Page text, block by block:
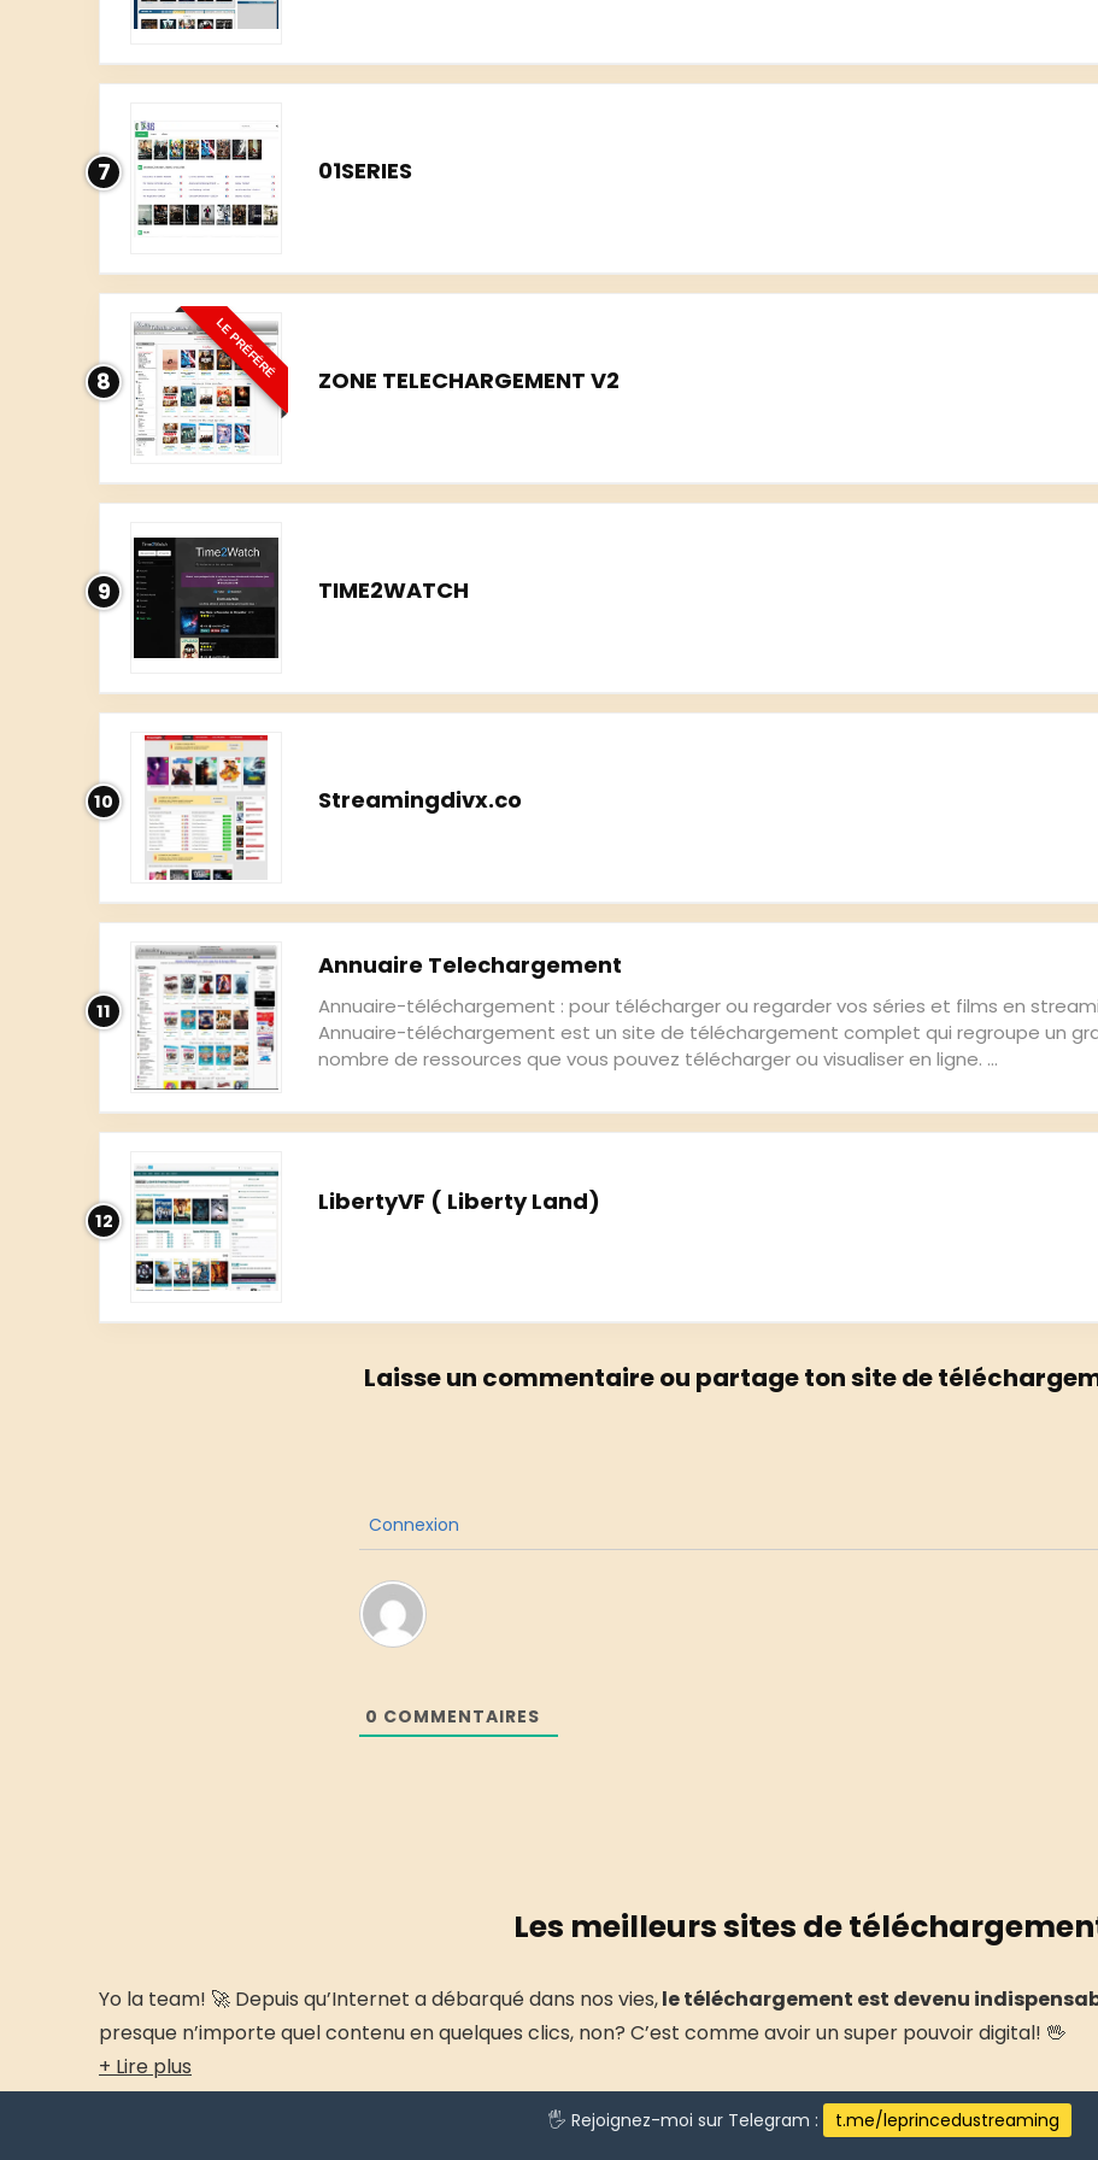
7 01SERIES
LE PRÉFÉRÉ
8 ZONE TELECHARGEMENT V2
9 TIME2WATCH
10 Streamingdivx.co
11
Annuaire Telechargement
Annuaire-téléchargement : pour télécharger ou regarder vos séries et films en
Annuaire-téléchargement est un site de téléchargement complet qui regroupe un
nombre de ressources que vous pouvez télécharger ou visualiser en ligne. ...
12
LibertyVF ( Liberty Land)
Laisse un commentaire ou partage ton site de
Connexion
0 COMMENTAIRES
Les meilleurs sites de
Yo la team! 🚀 Depuis qu’Internet a débarqué dans nos vies,le téléchargement est devenu
presque n’importe quel contenu en quelques clics, non? C’est comme avoir un super pouvoir digital! 🖖
+ Lire plus
🖐 Rejoignez-moi sur Telegram : t.me/leprincedustreaming